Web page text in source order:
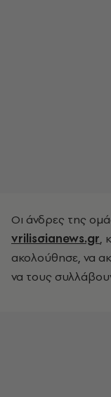
Οι άνδρες της
vrilisσianews.gr,
ακολούθησε, να
να τους